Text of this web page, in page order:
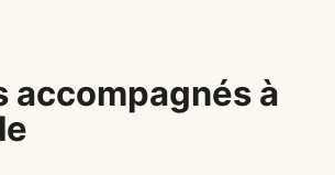
accompagnés à